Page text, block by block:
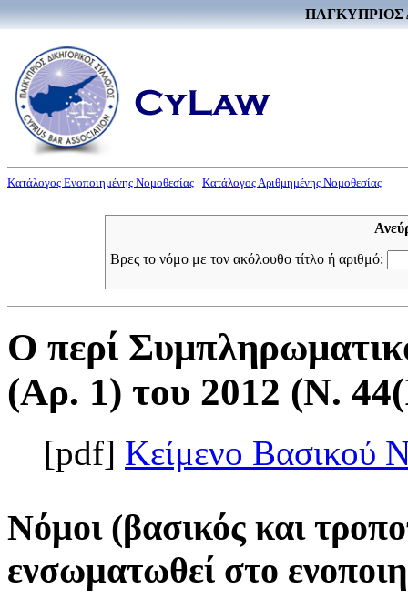
ΠΑΓΚΥΠΡΙΟΣ
Κατάλογος Ενοποιημένης Νομοθεσίας Κατάλογος Αριθμημένης Νομοθεσίας
Βρες το νόμο με τον ακόλουθο τίτλο ή αριθμό:
Ο περί
(Αρ. 1) του 2012 (Ν.
[pdf] Κείμενο Βασικού
Νόμοι (βασικός και
ενσωματωθεί στο